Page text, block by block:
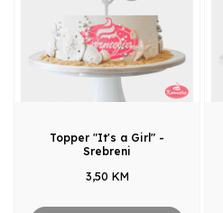
Topper "It's a Girl" -
Srebreni
3,50 KM